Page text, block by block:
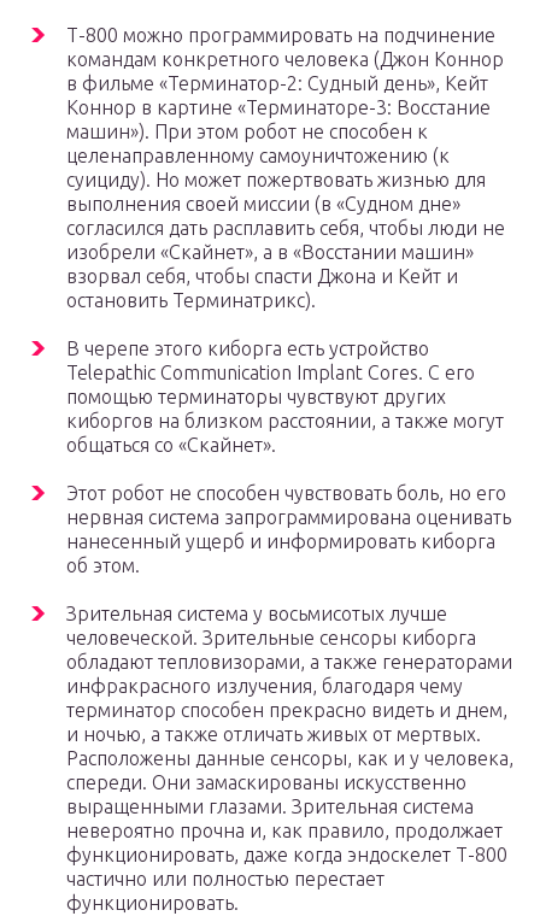
Т-800 можно программировать на подчинение
командам конкретного человека (Джон Коннор
в фильме «Терминатор-2: Судный день», Кейт
Коннор в картине «Терминаторе-3: Восстание
машин»). При этом робот не способен к
целенаправленному самоуничтожению (к
суициду). Но может пожертвовать жизнью для
выполнения своей миссии (в «Судном дне»
согласился дать расплавить себя, чтобы люди не
изобрели «Скайнет», а в «Восстании машин»
взорвал себя, чтобы спасти Джона и Кейт и
остановить Терминатрикс).
В черепе этого киборга есть устройство
Telepathic Communication Implant Cores. С его
помощью терминаторы чувствуют других
киборгов на близком расстоянии, а также могут
общаться со «Скайнет».
Этот робот не способен чувствовать боль, но его
нервная система запрограммирована оценивать
нанесенный ущерб и информировать киборга
об этом.
Зрительная система у восьмисотых лучше
человеческой. Зрительные сенсоры киборга
обладают тепловизорами, а также генераторами
инфракрасного излучения, благодаря чему
терминатор способен прекрасно видеть и днем,
и ночью, а также отличать живых от мертвых.
Расположены данные сенсоры, как и у человека,
спереди. Они замаскированы искусственно
выращенными глазами. Зрительная система
невероятно прочна и, как правило, продолжает
функционировать, даже когда эндоскелет Т-800
частично или полностью перестает
функционировать.